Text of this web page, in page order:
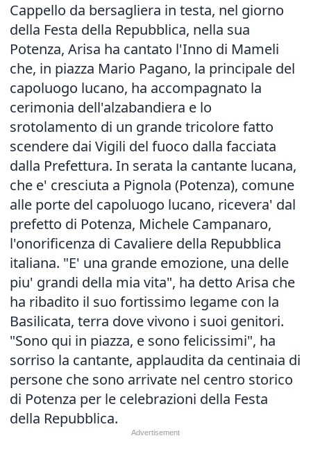
Cappello da bersagliera in testa, nel giorno
della Festa della Repubblica, nella sua
Potenza, Arisa ha cantato l'Inno di Mameli
che, in piazza Mario Pagano, la principale del
capoluogo lucano, ha accompagnato la
cerimonia dell'alzabandiera e lo
srotolamento di un grande tricolore fatto
scendere dai Vigili del fuoco dalla facciata
dalla Prefettura. In serata la cantante lucana,
che e' cresciuta a Pignola (Potenza), comune
alle porte del capoluogo lucano, ricevera' dal
prefetto di Potenza, Michele Campanaro,
l'onorificenza di Cavaliere della Repubblica
italiana. "E' una grande emozione, una delle
piu' grandi della mia vita", ha detto Arisa che
ha ribadito il suo fortissimo legame con la
Basilicata, terra dove vivono i suoi genitori.
"Sono qui in piazza, e sono felicissimi", ha
sorriso la cantante, applaudita da centinaia di
persone che sono arrivate nel centro storico
di Potenza per le celebrazioni della Festa
della Repubblica.